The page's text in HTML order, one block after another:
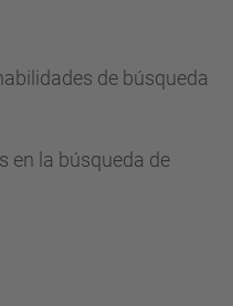
de búsqueda
en la búsqueda de